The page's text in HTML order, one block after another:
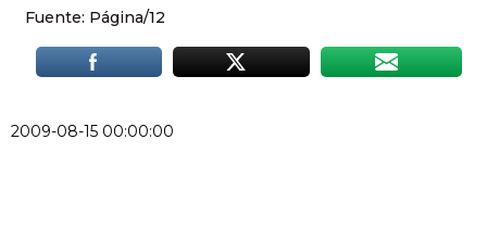
Fuente: Página/12
2009-08-15 00:00:00